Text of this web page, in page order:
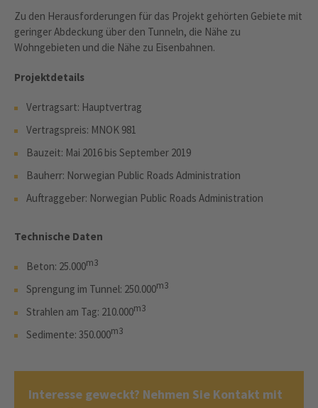
Zu den Herausforderungen für das Projekt gehörten Gebiete mit
geringer Abdeckung über den Tunneln, die Nähe zu
Wohngebieten und die Nähe zu Eisenbahnen.
Projektdetails
Vertragsart: Hauptvertrag
Vertragspreis: MNOK 981
Bauzeit: Mai 2016 bis September 2019
Bauherr: Norwegian Public Roads Administration
Auftraggeber: Norwegian Public Roads Administration
Technische Daten
Beton: 25.000m3
Sprengung im Tunnel: 250.000m3
Strahlen am Tag: 210.000m3
Sedimente: 350.000m3
Interesse geweckt? Nehmen Sie Kontakt mit